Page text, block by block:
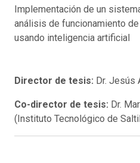
Implementación de un
análisis de funcionamiento
usando inteligencia artificial
Director de tesis: Dr. Jesús
Co-director de tesis: Dr.
(Instituto Tecnológico de